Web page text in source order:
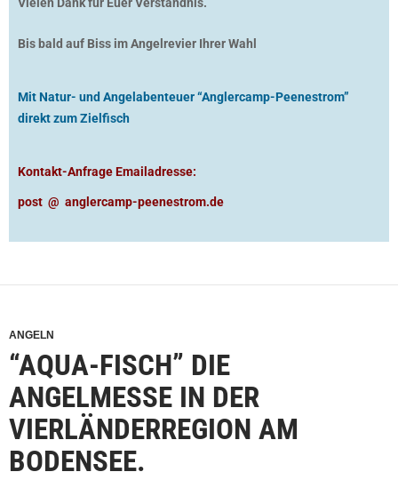
Vielen Dank für Euer Verständnis.
Bis bald auf Biss im Angelrevier Ihrer Wahl
Mit Natur- und Angelabenteuer “Anglercamp-Peenestrom”
direkt zum Zielfisch
Kontakt-Anfrage Emailadresse:
post @ anglercamp-peenestrom.de
ANGELN
“AQUA-FISCH” DIE
ANGELMESSE IN DER
VIERLÄNDERREGION AM
BODENSEE.